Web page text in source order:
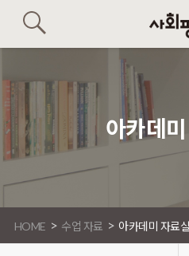
아카데
HOME > 수업 자료 > 아카데미 자료실